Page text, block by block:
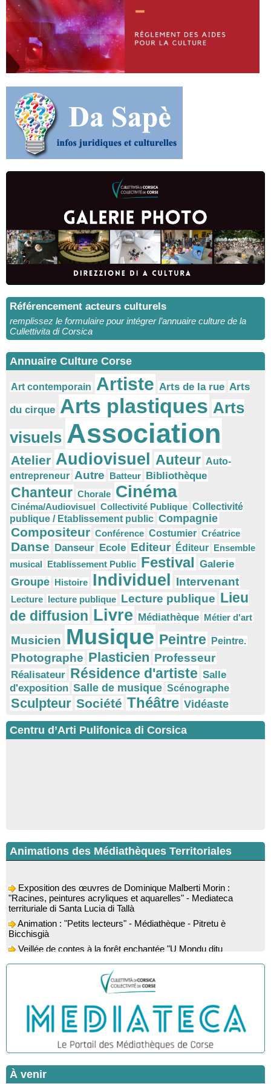
Référencement acteurs culturels
remplissez le formulaire pour intégrer l’annuaire culture de la
Cullettivita di Corsica
Annuaire Culture Corse
Art contemporain Artiste Arts de la rue Arts
du cirque Arts plastiques Arts
visuels Association
Atelier Audiovisuel Auteur Auto-
entrepreneur Autre Batteur Bibliothèque
Chanteur Chorale Cinéma
Cinéma/Audiovisuel Collectivité Publique Collectivité
publique / Etablissement public Compagnie
Compositeur Conférence Costumier Créatrice
Danse Danseur Ecole Editeur Éditeur Ensemble
musical Etablissement Public Festival Galerie
Groupe Histoire Individuel Intervenant
Lecture lecture publique Lecture publique Lieu
de diffusion Livre Médiathèque Métier d'art
Musicien Musique Peintre Peintre.
Photographe Plasticien Professeur
Réalisateur Résidence d'artiste Salle
d'exposition Salle de musique Scénographe
Sculpteur Société Théâtre Vidéaste
Centru d’Arti Pulifonica di Corsica
Animations des Médiathèques Territoriales
"Racines, peintures acryliques et aquarelles" - Mediateca
territuriale di Santa Lucia di Tallà
Bicchisgià
Veillée de contes à la forêt enchantée "U Mondu ditu
mignuleddu" par la Caravane de Conteurs - Currà
Colloque : "Taravu : terre de patrimoines", Regards sur le
patrimoine religieux, roman, thermal et littéraire - Spaziu Jean-
Marc Fiamma - A Sarra di Farru
Spectacle musical : "Viaghju in Corsica cù Regina & Bruno",
hommage au duo mythique de la chanson corse interprété par
Marie-Elsa Picciocchi (chant), Marc’Antò Belgodere (chant et
gutare) et Jacky Le Menn (claviers) - Salle des fêtes - Cuzzà
Lecture musicale : "Frida par les mots" proposée par la
de la guitare de Mister Mat
À venir